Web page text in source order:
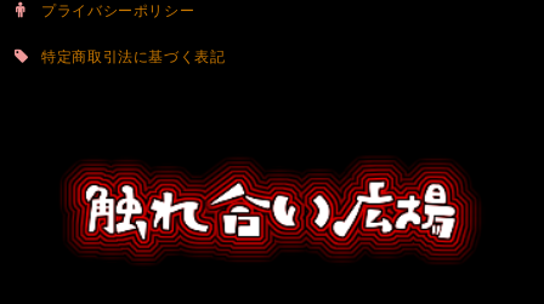
プライバシーポリシー
特定商取引法に基づく表記